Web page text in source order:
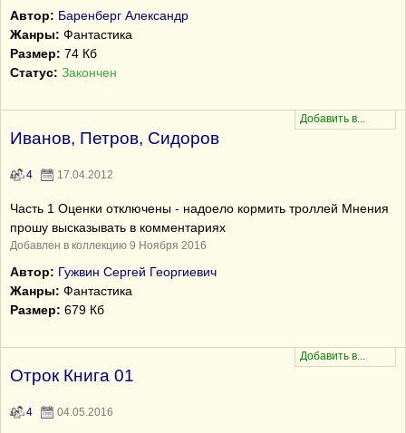
Автор: Баренберг Александр
Жанры: Фантастика
Размер: 74 Кб
Статус: Закончен
Иванов, Петров, Сидоров
4 17.04.2012
Часть 1 Оценки отключены - надоело кормить троллей Мнения
прошу высказывать в комментариях
Добавлен в коллекцию 9 Ноября 2016
Автор: Гужвин Сергей Георгиевич
Жанры: Фантастика
Размер: 679 Кб
Отрок Книга 01
4 04.05.2016